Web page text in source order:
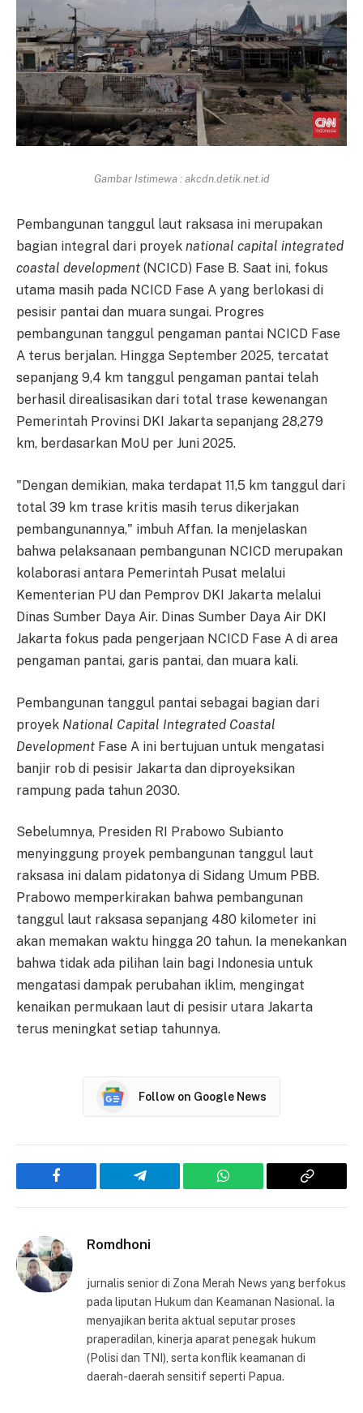
Gambar Istimewa : akcdn.detik.net.id
Pembangunan tanggul laut raksasa ini merupakan
bagian integral dari proyek national capital integrated
coastal development (NCICD) Fase B. Saat ini, fokus
utama masih pada NCICD Fase A yang berlokasi di
pesisir pantai dan muara sungai. Progres
pembangunan tanggul pengaman pantai NCICD Fase
A terus berjalan. Hingga September 2025, tercatat
sepanjang 9,4 km tanggul pengaman pantai telah
berhasil direalisasikan dari total trase kewenangan
Pemerintah Provinsi DKI Jakarta sepanjang 28,279
km, berdasarkan MoU per Juni 2025.
"Dengan demikian, maka terdapat 11,5 km tanggul dari
total 39 km trase kritis masih terus dikerjakan
pembangunannya," imbuh Affan. Ia menjelaskan
bahwa pelaksanaan pembangunan NCICD merupakan
kolaborasi antara Pemerintah Pusat melalui
Kementerian PU dan Pemprov DKI Jakarta melalui
Dinas Sumber Daya Air. Dinas Sumber Daya Air DKI
Jakarta fokus pada pengerjaan NCICD Fase A di area
pengaman pantai, garis pantai, dan muara kali.
Pembangunan tanggul pantai sebagai bagian dari
proyek National Capital Integrated Coastal
Development Fase A ini bertujuan untuk mengatasi
banjir rob di pesisir Jakarta dan diproyeksikan
rampung pada tahun 2030.
Sebelumnya, Presiden RI Prabowo Subianto
menyinggung proyek pembangunan tanggul laut
raksasa ini dalam pidatonya di Sidang Umum PBB.
Prabowo memperkirakan bahwa pembangunan
tanggul laut raksasa sepanjang 480 kilometer ini
akan memakan waktu hingga 20 tahun. Ia menekankan
bahwa tidak ada pilihan lain bagi Indonesia untuk
mengatasi dampak perubahan iklim, mengingat
kenaikan permukaan laut di pesisir utara Jakarta
terus meningkat setiap tahunnya.
Follow on Google News
Facebook Telegram WhatsApp
Copy
Romdhoni
jurnalis senior di Zona Merah News yang berfokus
pada liputan Hukum dan Keamanan Nasional. Ia
menyajikan berita aktual seputar proses
praperadilan, kinerja aparat penegak hukum
(Polisi dan TNI), serta konflik keamanan di
daerah-daerah sensitif seperti Papua.